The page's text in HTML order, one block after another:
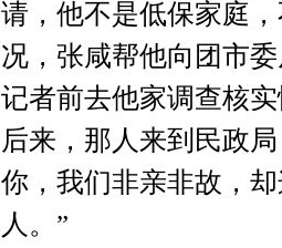
请，他不是低保家庭
况，张咸帮他向团市
记者前去他家调查核
后来，那人来到民政
你，我们非亲非故，
人。”